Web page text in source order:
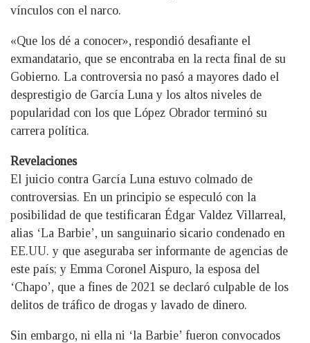
vínculos con el narco.
«Que los dé a conocer», respondió desafiante el
exmandatario, que se encontraba en la recta final de su
Gobierno. La controversia no pasó a mayores dado el
desprestigio de García Luna y los altos niveles de
popularidad con los que López Obrador terminó su
carrera política.
Revelaciones
El juicio contra García Luna estuvo colmado de
controversias. En un principio se especuló con la
posibilidad de que testificaran Édgar Valdez Villarreal,
alias ‘La Barbie’, un sanguinario sicario condenado en
EE.UU. y que aseguraba ser informante de agencias de
este país; y Emma Coronel Aispuro, la esposa del
‘Chapo’, que a fines de 2021 se declaró culpable de los
delitos de tráfico de drogas y lavado de dinero.
Sin embargo, ni ella ni ‘la Barbie’ fueron convocados